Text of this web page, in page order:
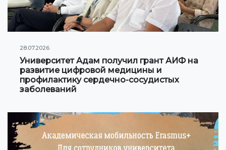
Студенттердин мобилдүүлүгү
Студенттин жеке баракчасы
Студенттер үчүн маалыматтар
Студенттик башкаруу
Демилгелер
28.07.2026
Университет Адам получил грант АИФ на
развитие цифровой медицины и
профилактику сердечно-сосудистых
заболеваний